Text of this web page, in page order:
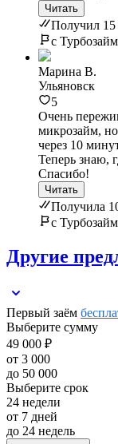
Читать
Получил 15
с
Марина В.
Ульяновск
5
Очень
микрозайм,
через 10
Теперь знаю,
Спасибо!
Читать
Получила
с
Другие
Первый заём
Выберите сумму
49 000 ₽
от 3 000
до 50 000
Выберите срок
24 недели
от 7 дней
до 24 недель